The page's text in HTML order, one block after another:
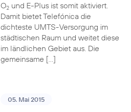
O2und E-Plus ist somit aktiviert.
Damit bietet Telefónica die
dichteste UMTS-Versorgung im
städtischen Raum und weitet diese
im ländlichen Gebiet aus. Die
gemeinsame […]
05. Mai 2015